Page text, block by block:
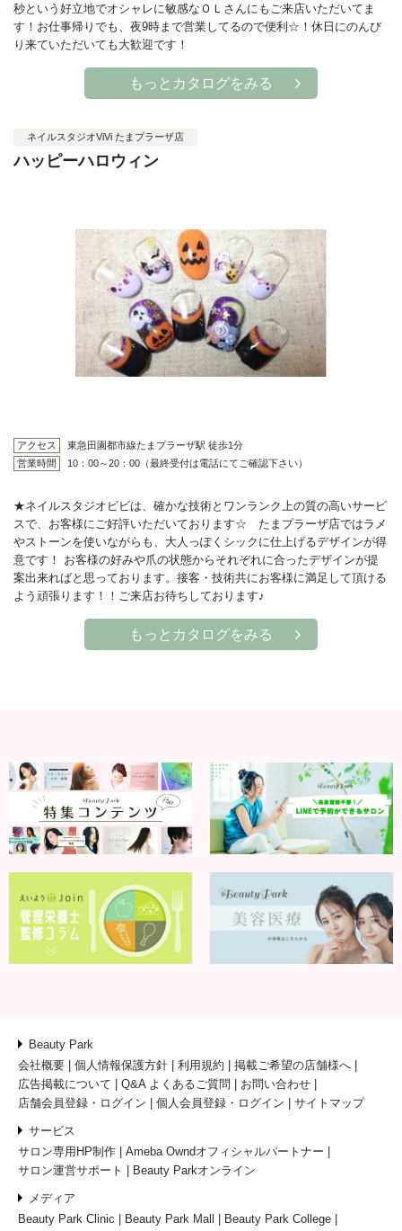
秒という好立地でオシャレに敏感なＯＬさんにもご来店いただいてま
す！お仕事帰りでも、夜9時まで営業してるので便利☆！休日にのんび
り来ていただいても大歓迎です！
もっとカタログをみる
ネイルスタジオViVi たまプラーザ店
ハッピーハロウィン
アクセス
東急田園都市線たまプラーザ駅 徒歩1分
営業時間
10：00～20：00（最終受付は電話にてご確認下さい）
★ネイルスタジオビビは、確かな技術とワンランク上の質の高いサービ
スで、お客様にご好評いただいております☆ たまプラーザ店ではラメ
やストーンを使いながらも、大人っぽくシックに仕上げるデザインが得
意です！ お客様の好みや爪の状態からそれぞれに合ったデザインが提
案出来ればと思っております。接客・技術共にお客様に満足して頂ける
よう頑張ります！！ご来店お待ちしております♪
もっとカタログをみる
Beauty Park
会社概要
個人情報保護方針 利用規約
掲載ご希望の店舗様へ
広告掲載について
Q&A よくあるご質問
お問い合わせ
店舗会員登録・ログイン
個人会員登録・ログイン サイトマップ
サービス
サロン専用HP制作
Ameba Owndオフィシャルパートナー
サロン運営サポート
Beauty Parkオンライン
メディア
Beauty Park Clinic
Beauty Park Mall Beauty Park College